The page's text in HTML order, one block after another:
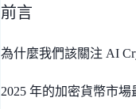
前言
為什麼我們該關注 AI
2025 年的加密貨幣市